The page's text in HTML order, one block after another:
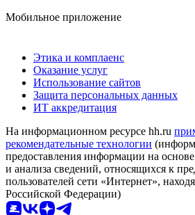
Мобильное приложение
Этика и комплаенс
Оказание услуг
Использование сайтов
Защита персональных данных
ИТ аккредитация
На информационном ресурсе hh.ru
рекомендательные технологии
предоставления информации на
и анализа сведений, относящихся к
пользователей сети «Интернет»,
Российской Федерации)